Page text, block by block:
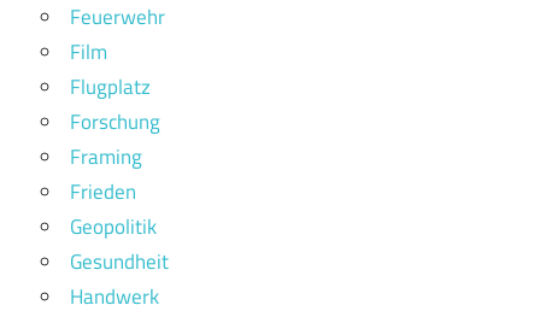
Feuerwehr
Film
Flugplatz
Forschung
Framing
Frieden
Geopolitik
Gesundheit
Handwerk